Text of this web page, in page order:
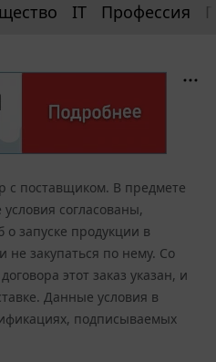
IT Профессия
с поставщиком. В предмете
согласованы,
запуске продукции в
не закупаться по нему. Со
этот заказ указан, и
Данные условия в
подписываемых